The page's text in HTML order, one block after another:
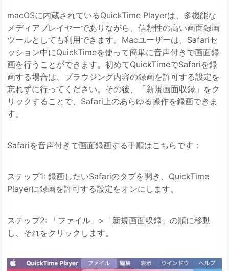
macOSに内蔵されているQuickTime Playerは、多機能な
メディアプレイヤーでありながら、信頼性の高い画面録画
ツールとしても利用できます。Macユーザーは、Safariセ
ッション中にQuickTimeを使って簡単に音声付きで画面録
画を行うことができます。初めてQuickTimeでSafariを録
画する場合は、ブラウジング内容の録画を許可する設定を
忘れずに行ってください。その後、「新規画面収録」をク
リックすることで、Safari上のあらゆる操作を録画できま
す。
Safariを音声付きで画面録画する手順はこちらです：
ステップ1: 録画したいSafariのタブを開き、QuickTime
Playerに録画を許可する設定をオンにします。
ステップ2: 「ファイル」>「新規画面収録」の順に移動
し、それをクリックします。